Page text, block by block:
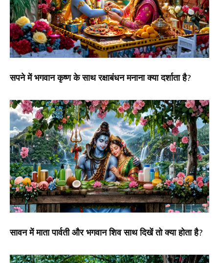
सपने में भगवान कृष्ण के साथ रक्षाबंधन मनाना क्या दर्शाता है?
सावन में माता पार्वती और भगवान शिव साथ दिखें तो क्या होता है?